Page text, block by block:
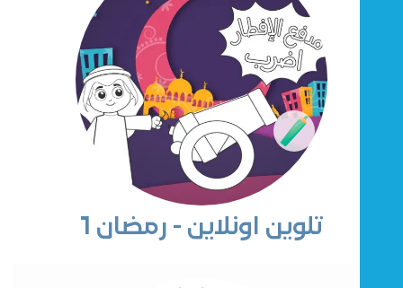
تلوين اونلاين - رمضان 1